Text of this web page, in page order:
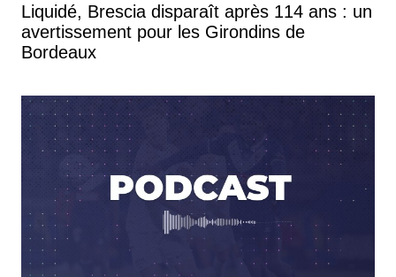
Liquidé, Brescia disparaît après 114 ans : un
avertissement pour les Girondins de
Bordeaux